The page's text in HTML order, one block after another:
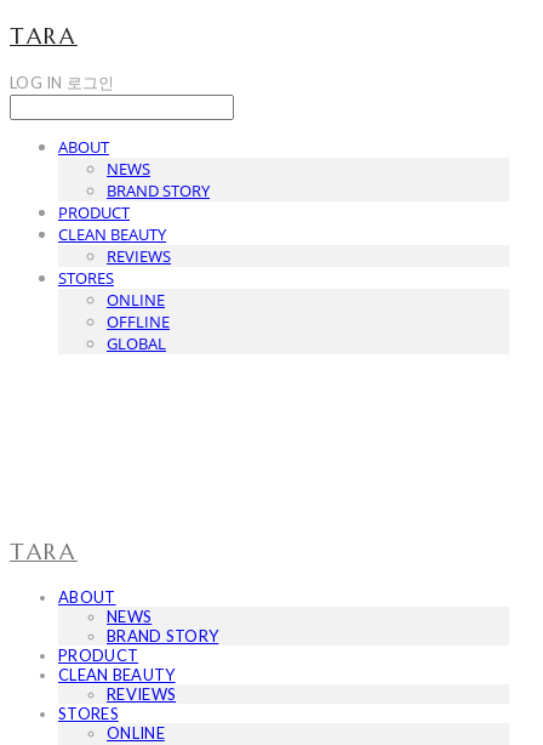
TARA
LOG IN 로그인
ABOUT
NEWS
BRAND STORY
PRODUCT
CLEAN BEAUTY
REVIEWS
STORES
ONLINE
OFFLINE
GLOBAL
TARA
ABOUT
NEWS
BRAND STORY
PRODUCT
CLEAN BEAUTY
REVIEWS
STORES
ONLINE